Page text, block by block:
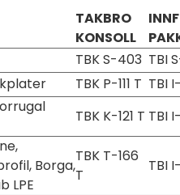
TAKBRO
KONSOLL
TBK S-403 TBI
TBK P-111 T TBI
TBK K-121 T TBI
Borga,
LPE
TBK T-166
T
TBI